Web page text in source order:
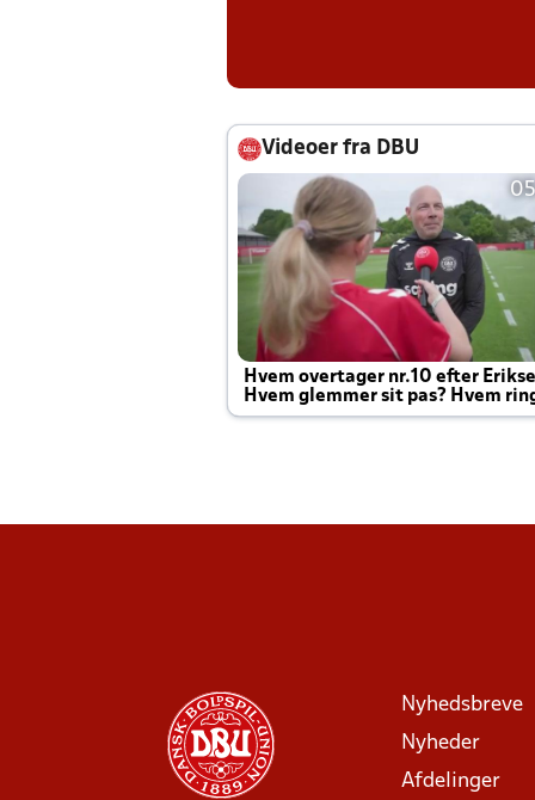
Videoer fra DBU
Hvem overtager nr.10 efter
Hvem glemmer sit pas? Hvem
Joachim altid til efter kampe?
Nyhedsbreve
Nyheder
Afdelinger